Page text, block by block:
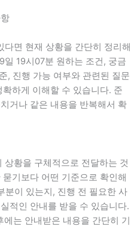
면 현재 상황을 간단히 정리해
19시07분 원하는 조건, 궁금
, 진행 가능 여부와 관련된 질문
하게 이해할 수 있습니다. 준
거나 같은 내용을 반복해서 확
황을 구체적으로 전달하는 것
기보다 어떤 기준으로 확인해
분이 있는지, 진행 전 필요한 사
적인 안내를 받을 수 있습니다.
는 안내받은 내용을 간단히 기